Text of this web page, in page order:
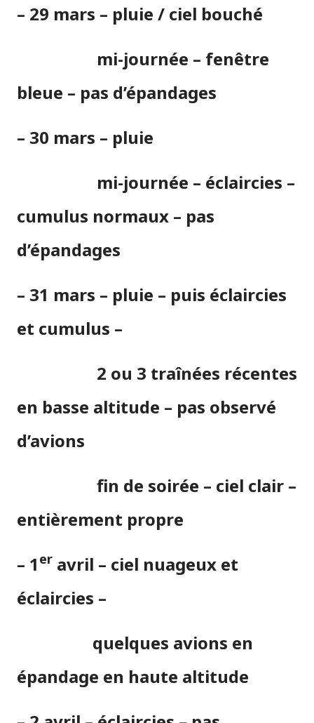
– 29 mars – pluie / ciel bouché
mi-journée – fenêtre
bleue – pas d’épandages
– 30 mars – pluie
mi-journée – éclaircies –
cumulus normaux – pas
d’épandages
– 31 mars – pluie – puis éclaircies
et cumulus –
2 ou 3 traînées récentes
en basse altitude – pas observé
d’avions
fin de soirée – ciel clair –
entièrement propre
– 1 er avril – ciel nuageux et
éclaircies –
quelques avions en
épandage en haute altitude